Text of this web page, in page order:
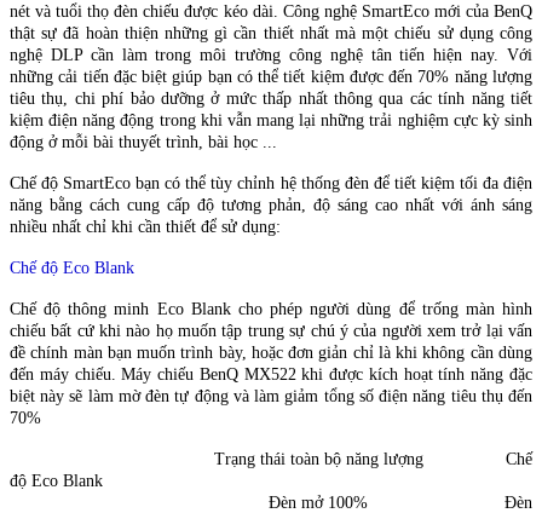
nét và tuổi thọ đèn chiếu được kéo dài. Công nghệ SmartEco mới của BenQ
thật sự đã hoàn thiện những gì cần thiết nhất mà một chiếu sử dụng công
nghệ DLP cần làm trong môi trường công nghệ tân tiến hiện nay. Với
những cải tiến đặc biệt giúp bạn có thể tiết kiệm được đến 70% năng lượng
tiêu thụ, chi phí bảo dưỡng ở mức thấp nhất thông qua các tính năng tiết
kiệm điện năng động trong khi vẫn mang lại những trải nghiệm cực kỳ sinh
động ở mỗi bài thuyết trình, bài học ...
Chế độ SmartEco bạn có thể tùy chỉnh hệ thống đèn để tiết kiệm tối đa điện
năng bằng cách cung cấp độ tương phản, độ sáng cao nhất với ánh sáng
nhiều nhất chỉ khi cần thiết để sử dụng:
Chế độ Eco Blank
Chế độ thông minh Eco Blank cho phép người dùng để trống màn hình
chiếu bất cứ khi nào họ muốn tập trung sự chú ý của người xem trở lại vấn
đề chính màn bạn muốn trình bày, hoặc đơn giản chỉ là khi không cần dùng
đến máy chiếu. Máy chiếu BenQ MX522 khi được kích hoạt tính năng đặc
biệt này sẽ làm mờ đèn tự động và làm giảm tổng số điện năng tiêu thụ đến
70%
Trạng thái toàn bộ năng lượng Chế
độ Eco Blank
Đèn mở 100% Đèn